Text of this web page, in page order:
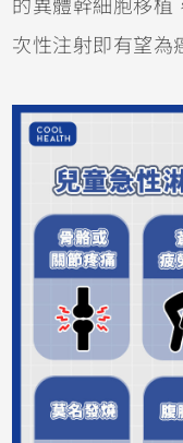
的異體幹細胞移植
次性注射即有望為